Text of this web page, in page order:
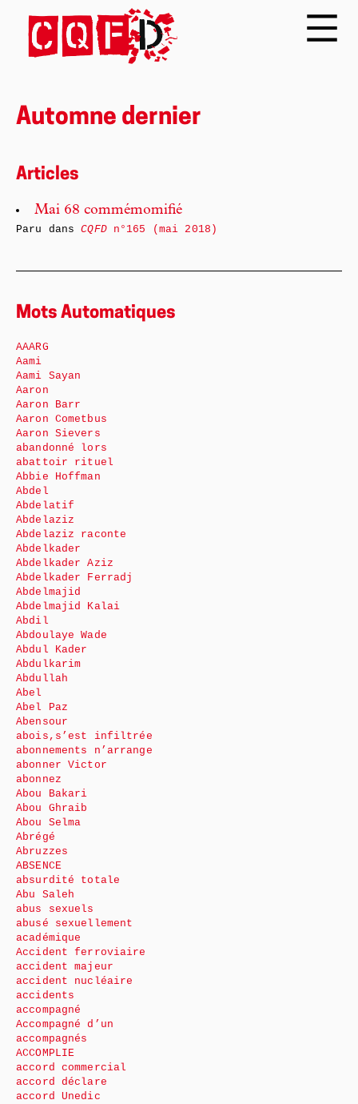
Automne dernier
Articles
Mai 68 commémomifié
Paru dansCQFDn°165 (mai 2018)
Mots Automatiques
AAARG
Aami
Aami Sayan
Aaron
Aaron Barr
Aaron Cometbus
Aaron Sievers
abandonné lors
abattoir rituel
Abbie Hoffman
Abdel
Abdelatif
Abdelaziz
Abdelaziz raconte
Abdelkader
Abdelkader Aziz
Abdelkader Ferradj
Abdelmajid
Abdelmajid Kalai
Abdil
Abdoulaye Wade
Abdul Kader
Abdulkarim
Abdullah
Abel
Abel Paz
Abensour
abois,s’est infiltrée
abonnements n’arrange
abonner Victor
abonnez
Abou Bakari
Abou Ghraib
Abou Selma
Abrégé
Abruzzes
ABSENCE
absurdité totale
Abu Saleh
abus sexuels
abusé sexuellement
académique
Accident ferroviaire
accident majeur
accident nucléaire
accidents
accompagné
Accompagné d’un
accompagnés
ACCOMPLIE
accord commercial
accord déclare
accord Unedic